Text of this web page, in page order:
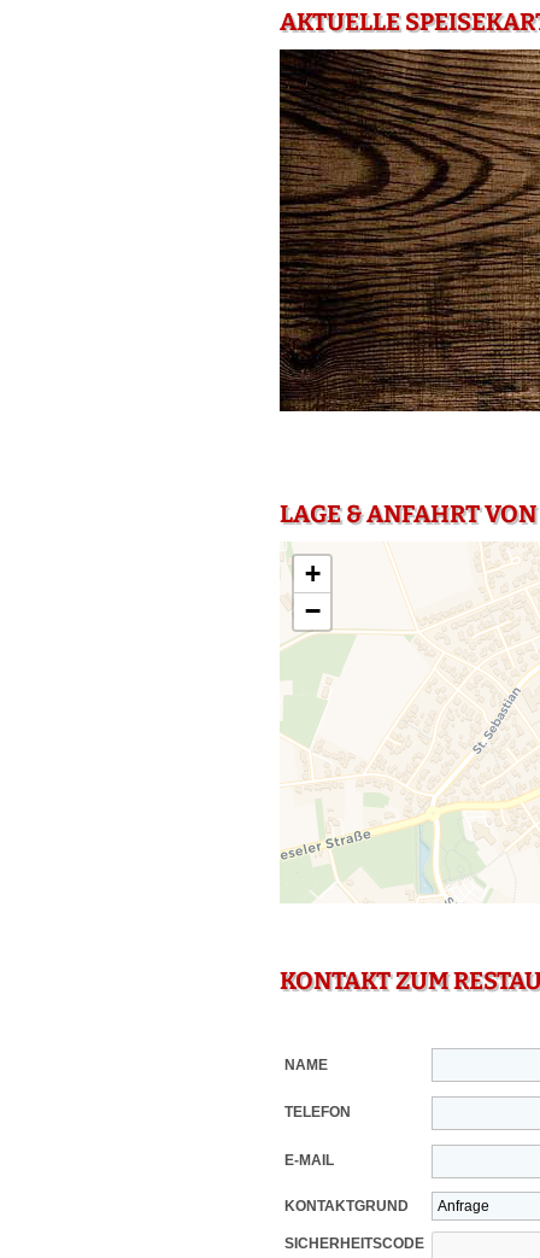
AKTUELLE
LAGE & ANFAHRT
+
−
KONTAKT ZUM
NAME
TELEFON
E-MAIL
KONTAKTGRUND
SICHERHEITSCODE